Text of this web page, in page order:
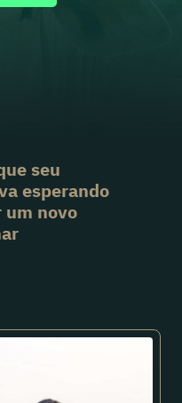
seu
esperando
um novo